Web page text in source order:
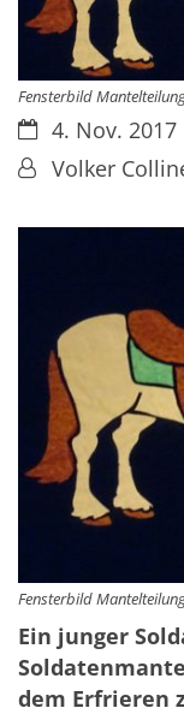
Fensterbild
Datum:4. Nov. 2017
Von:Volker
Fensterbild
Ein junger
dem Erfrieren